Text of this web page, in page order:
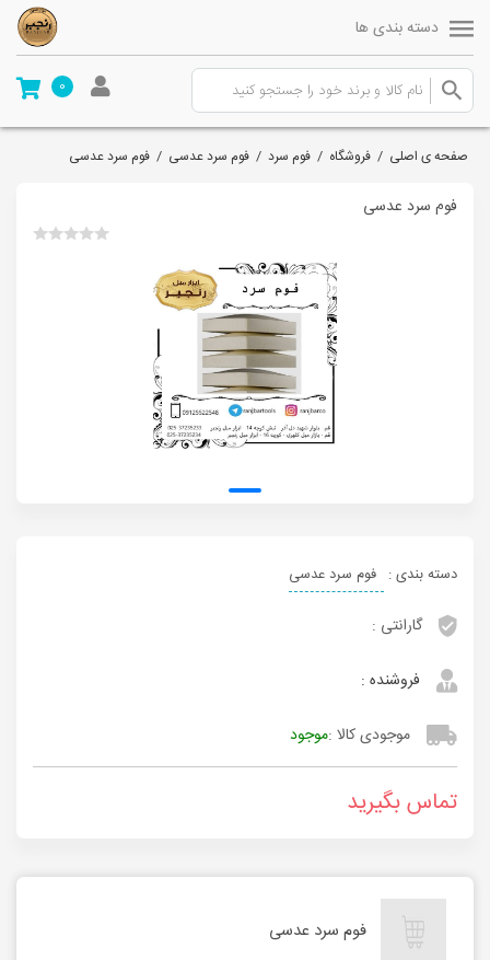
دسته بندی ها
0
صفحه ی اصلی / فروشگاه / فوم سرد / فوم سرد عدسی / فوم سرد عدسی
فوم سرد عدسی
دسته بندی : فوم سرد عدسی
گارانتی :
فروشنده :
موجودی کالا :موجود
تماس بگیرید
فوم سرد عدسی